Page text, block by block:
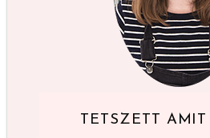
TETSZETT